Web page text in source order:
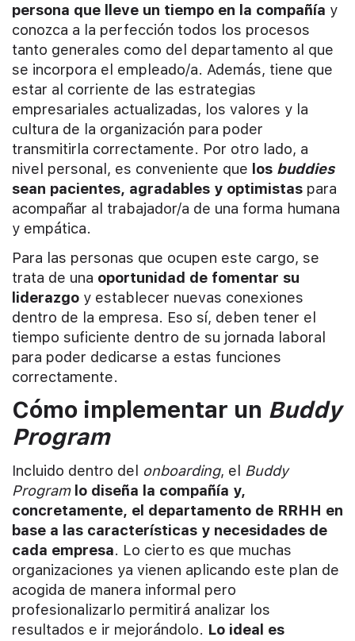
persona que lleve un tiempo en la compañía y
conozca a la perfección todos los procesos
tanto generales como del departamento al que
se incorpora el empleado/a. Además, tiene que
estar al corriente de las estrategias
empresariales actualizadas, los valores y la
cultura de la organización para poder
transmitirla correctamente. Por otro lado, a
nivel personal, es conveniente que los buddies
sean pacientes, agradables y optimistas para
acompañar al trabajador/a de una forma humana
y empática.
Para las personas que ocupen este cargo, se
trata de una oportunidad de fomentar su
liderazgo y establecer nuevas conexiones
dentro de la empresa. Eso sí, deben tener el
tiempo suficiente dentro de su jornada laboral
para poder dedicarse a estas funciones
correctamente.
Cómo implementar un Buddy
Program
Incluido dentro del onboarding, el Buddy
Programlo diseña la compañía y,
concretamente, el departamento de RRHH en
base a las características y necesidades de
cada empresa. Lo cierto es que muchas
organizaciones ya vienen aplicando este plan de
acogida de manera informal pero
profesionalizarlo permitirá analizar los
resultados e ir mejorándolo. Lo ideal es